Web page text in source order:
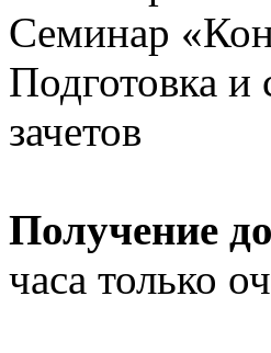
Семинар
Подготовка и
зачетов
Получение
часа только